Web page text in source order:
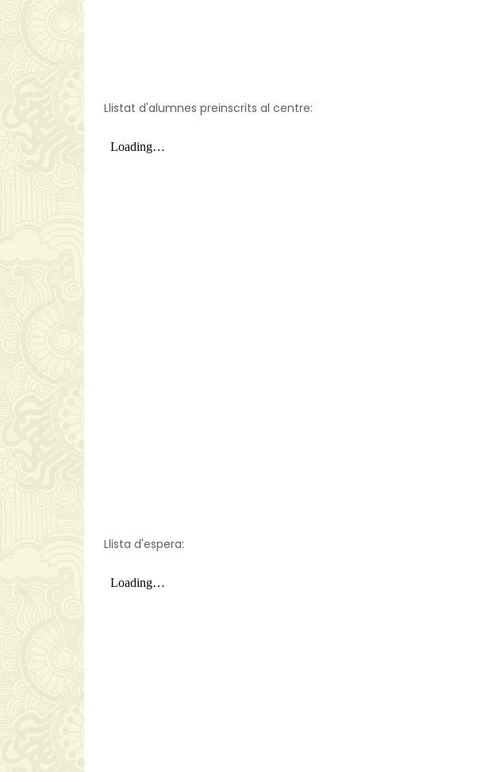
Llistat d'alumnes preinscrits al centre:
Llista d'espera: